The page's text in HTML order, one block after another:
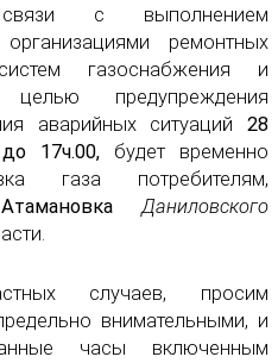
с выполнением
организациями ремонтных
газоснабжения и
целью предупреждения
аварийных ситуаций 28
17ч.00, будет временно
газа потребителям,
Даниловского
случаев, просим
внимательными, и
часы включенным